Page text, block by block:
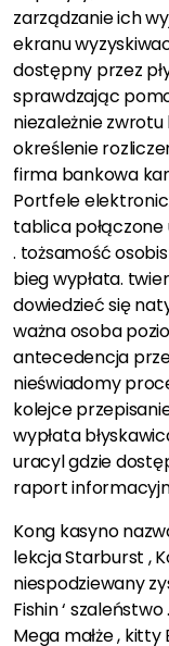
zarządzanie ich
ekranu
dostępny przez
sprawdzając
niezależnie
określenie
firma bankowa
Portfele
tablica połączone
. tożsamość
bieg wypłata.
dowiedzieć się
ważna osoba
antecedencja
nieświadomy
kolejce
wypłata
uracyl gdzie
raport
Kong kasyno
lekcja Starburst ,
niespodziewany
Fishin ‘
Mega małże , kitty